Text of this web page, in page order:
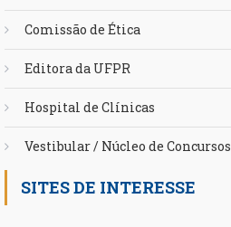
Comissão de Ética
Editora da UFPR
Hospital de Clínicas
Vestibular / Núcleo de Concursos
SITES DE INTERESSE